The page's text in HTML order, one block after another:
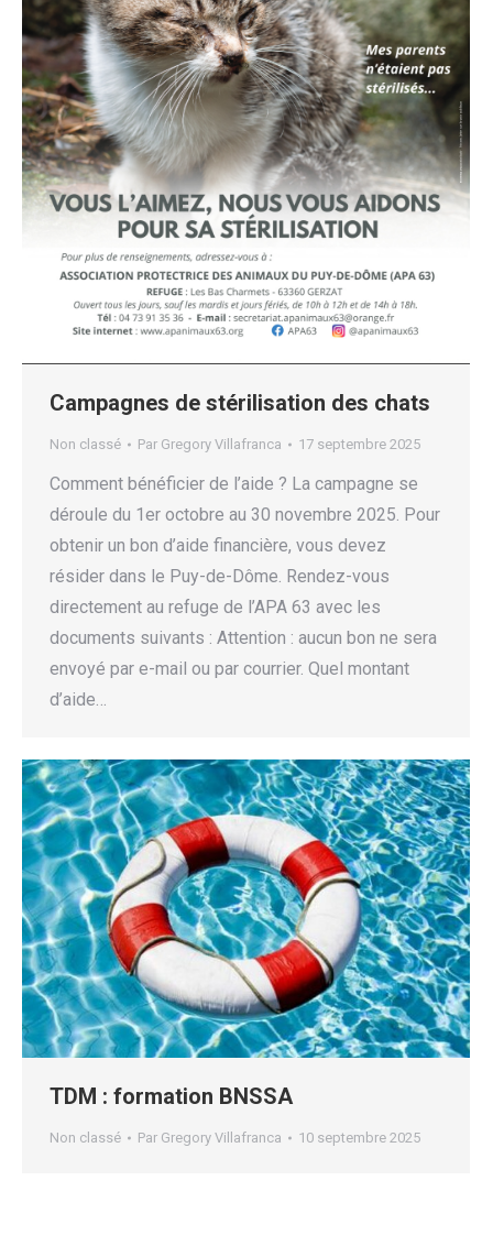
Campagnes de stérilisation des chats
Non classé Par Gregory Villafranca 17 septembre 2025
Comment bénéficier de l’aide ? La campagne se
déroule du 1er octobre au 30 novembre 2025. Pour
obtenir un bon d’aide financière, vous devez
résider dans le Puy-de-Dôme. Rendez-vous
directement au refuge de l’APA 63 avec les
documents suivants : Attention : aucun bon ne sera
envoyé par e-mail ou par courrier. Quel montant
d’aide…
TDM : formation BNSSA
Non classé Par Gregory Villafranca 10 septembre 2025